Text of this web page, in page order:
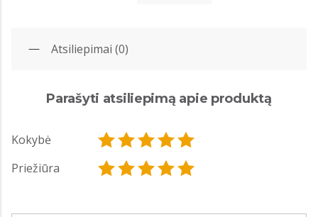
Atsiliepimai (0)
Parašyti atsiliepimą apie produktą
Kokybė
Priežiūra